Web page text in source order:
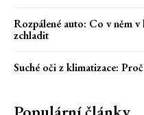
Rozpálené auto: Co v něm
zchladit
Suché oči z klimatizace: